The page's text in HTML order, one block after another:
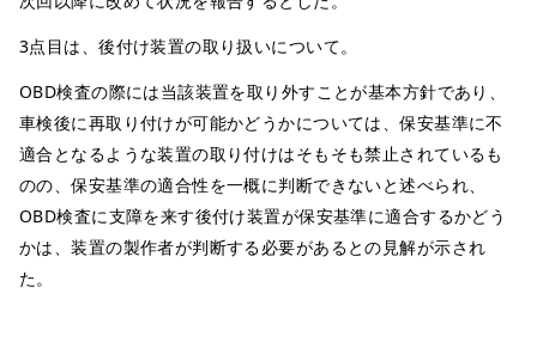
3点目は、後付け装置の取り扱いについて。
OBD検査の際には当該装置を取り外すことが基本方針であり、
車検後に再取り付けが可能かどうかについては、保安基準に不
適合となるような装置の取り付けはそもそも禁止されているも
のの、保安基準の適合性を一概に判断できないと述べられ、
OBD検査に支障を来す後付け装置が保安基準に適合するかどう
かは、装置の製作者が判断する必要があるとの見解が示され
た。